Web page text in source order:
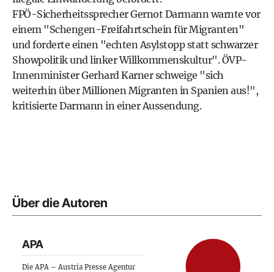
FPÖ-Sicherheitssprecher Gernot Darmann warnte vor
einem "Schengen-Freifahrtschein für Migranten"
und forderte einen "echten Asylstopp statt schwarzer
Showpolitik und linker Willkommenskultur". ÖVP-
Innenminister Gerhard Karner schweige "sich
weiterhin über Millionen Migranten in Spanien aus!",
kritisierte Darmann in einer Aussendung.
Über die Autoren
APA
Die APA – Austria Presse Agentur